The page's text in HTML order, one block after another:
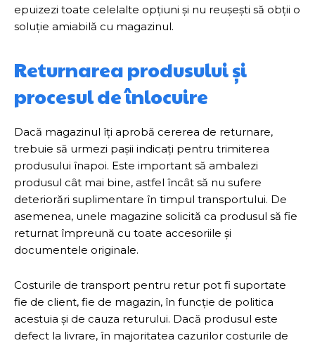
epuizezi toate celelalte opțiuni și nu reușești să obții o
soluție amiabilă cu magazinul.
Returnarea produsului și
procesul de înlocuire
Dacă magazinul îți aprobă cererea de returnare,
trebuie să urmezi pașii indicați pentru trimiterea
produsului înapoi. Este important să ambalezi
produsul cât mai bine, astfel încât să nu sufere
deteriorări suplimentare în timpul transportului. De
asemenea, unele magazine solicită ca produsul să fie
returnat împreună cu toate accesoriile și
documentele originale.
Costurile de transport pentru retur pot fi suportate
fie de client, fie de magazin, în funcție de politica
acestuia și de cauza returului. Dacă produsul este
defect la livrare, în majoritatea cazurilor costurile de